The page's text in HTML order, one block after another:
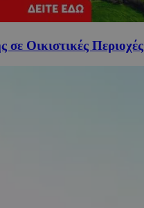
σε Οικιστικές Περιοχές